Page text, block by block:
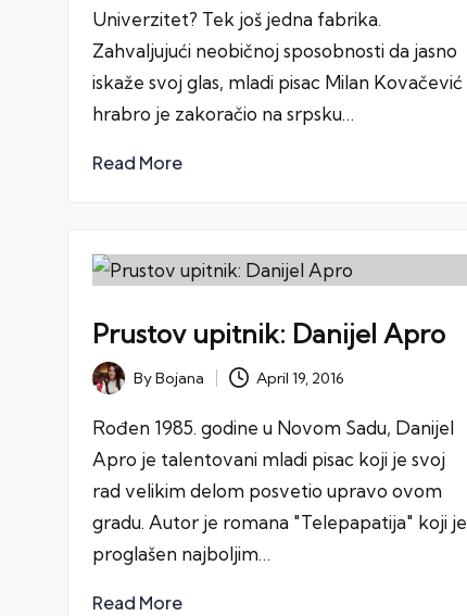
Univerzitet? Tek još jedna fabrika.
Zahvaljujući neobičnoj sposobnosti da jasno
iskaže svoj glas, mladi pisac Milan Kovačević
hrabro je zakoračio na srpsku…
Read More
Prustov upitnik: Danijel Apro
PostedByBojana April 19, 2016
Rođen 1985. godine u Novom Sadu, Danijel
Apro je talentovani mladi pisac koji je svoj
rad velikim delom posvetio upravo ovom
gradu. Autor je romana "Telepapatija" koji je
proglašen najboljim…
Read More